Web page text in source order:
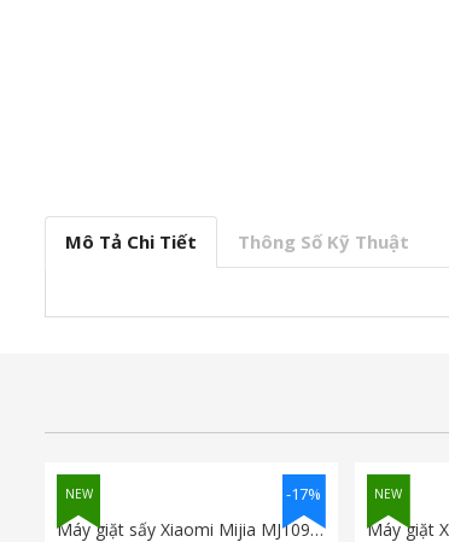
Mô Tả Chi Tiết Thông Số Kỹ Thuật
Máy giặt sấy Xiaomi Mijia MJ109 12KG/9KG 2026
-17%
NEW NEW